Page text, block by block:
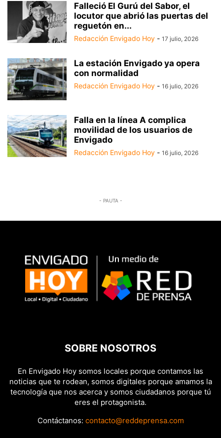
Falleció El Gurú del Sabor, el
locutor que abrió las puertas del
reguetón en...
Redacción Envigado Hoy - 17 julio, 2026
La estación Envigado ya opera
con normalidad
Redacción Envigado Hoy - 16 julio, 2026
Falla en la línea A complica
movilidad de los usuarios de
Envigado
Redacción Envigado Hoy - 16 julio, 2026
- PAUTA -
SOBRE NOSOTROS
En Envigado Hoy somos locales porque contamos las
noticias que te rodean, somos digitales porque amamos la
tecnología que nos acerca y somos ciudadanos porque tú
eres el protagonista.
Contáctanos: contacto@reddeprensa.com